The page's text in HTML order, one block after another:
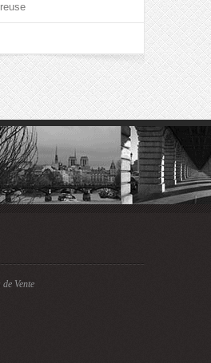
Vente